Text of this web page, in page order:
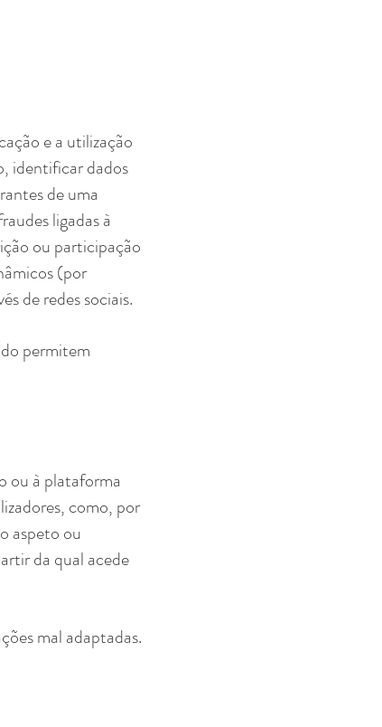
e a utilização
identificar dados
de uma
ligadas à
ou participação
(por
de redes sociais.
permitem
ou à plataforma
como, por
aspeto ou
da qual acede
mal adaptadas.